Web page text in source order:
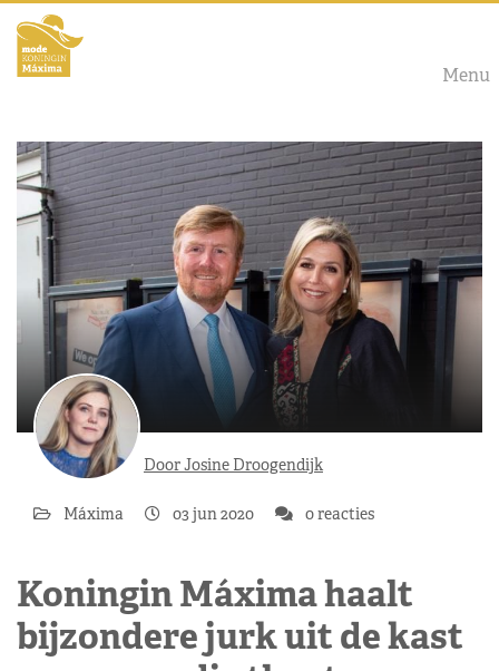
Menu
Door Josine Droogendijk
Máxima 03 jun 2020 0 reacties
Koningin Máxima haalt
bijzondere jurk uit de kast